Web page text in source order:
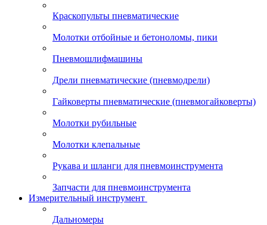
Краскопульты пневматические
Молотки отбойные и бетоноломы, пики
Пневмошлифмашины
Дрели пневматические (пневмодрели)
Гайковерты пневматические (пневмогайковерты)
Молотки рубильные
Молотки клепальные
Рукава и шланги для пневмоинструмента
Запчасти для пневмоинструмента
Измерительный инструмент
Дальномеры